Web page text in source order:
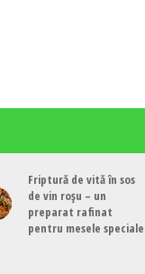
Friptură de vită în sos
de vin roșu – un
preparat rafinat
pentru mesele speciale